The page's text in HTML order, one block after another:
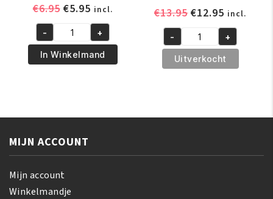
€6.95 Oorspronkelijke
was:
€6.95.
€5.95Huidige
prijs
is:
€5.95.
incl.
African
Pride
Olive
355
ml
aantal
- +
In Winkelmand
€13.95
was:
€13.95.
€12.95 Huidige
prijs
is:
€12.95.
incl.
A3
Revita
Shimmer
200
- +
Uitverkocht
MIJN ACCOUNT
Mijn account
Winkelmandje